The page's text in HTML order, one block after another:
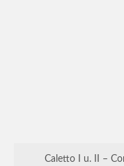
Caletto I u. II –